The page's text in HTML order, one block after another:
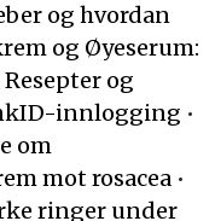
og hvordan
og Øyeserum:
og
innlogging •
om
mot rosacea •
ringer under